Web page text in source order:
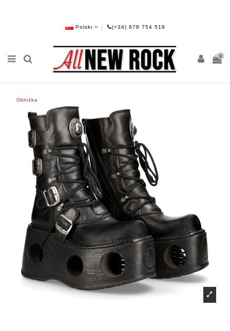
Polski (+34) 678 754 518
0
Obniżka